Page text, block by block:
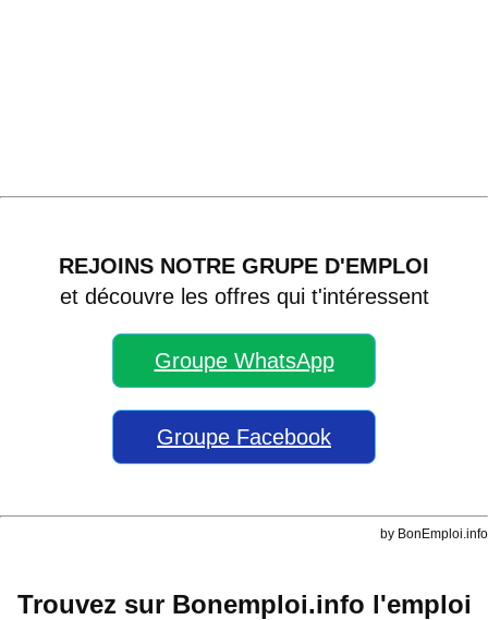
REJOINS NOTRE GRUPE D'EMPLOI
et découvre les offres qui t'intéressent
Groupe WhatsApp
Groupe Facebook
by BonEmploi.info
Trouvez sur Bonemploi.info l'emploi